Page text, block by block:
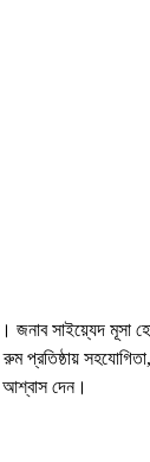
সাইয়্যেদ মূসা
প্রতিষ্ঠায়
আশ্বাস দেন।